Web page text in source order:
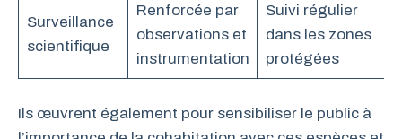
Surveillance
scientifique
Renforcée par
observations et
instrumentation
Suivi régulier
dans les zones
protégées
Ils œuvrent également pour sensibiliser le public à